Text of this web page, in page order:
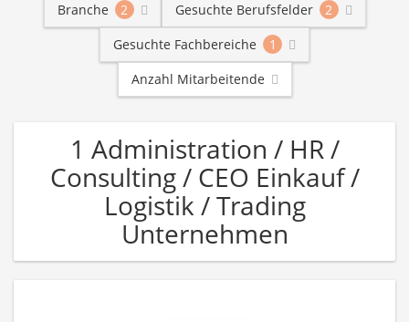
Branche 2 Gesuchte Berufsfelder
2
Gesuchte Fachbereiche
1
Anzahl Mitarbeitende
1 Administration / HR /
Consulting / CEO Einkauf /
Logistik / Trading
Unternehmen